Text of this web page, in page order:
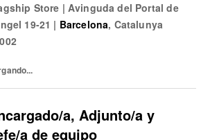
marcas, calidad, variedad y moda
exce
Store | Avinguda del Portal de
19-21 | Barcelona, Catalunya
a, Adjunto/a y
a de equipo